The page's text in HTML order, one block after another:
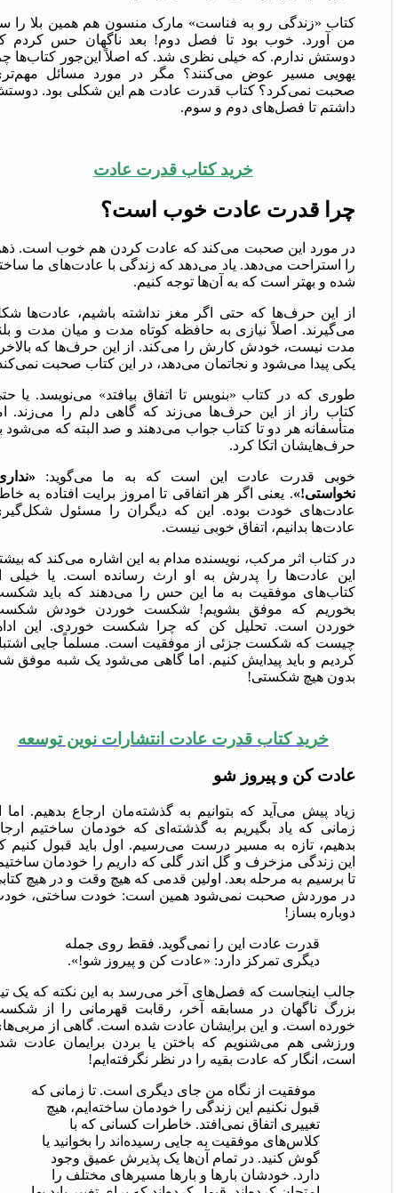
کتاب «زندگی رو به فناست» مارک منسون هم همین بلا را
من آورد. خوب بود تا فصل دوم! بعد ناگهان حس کردم
دوستش ندارم. که خیلی نظری شد. که اصلاً این‌جور کتاب‌ها
یهویی مسیر عوض می‌کنند؟ مگر در مورد مسائل
صحبت نمی‌کرد؟ کتاب قدرت عادت هم این شکلی بود.
داشتم تا فصل‌های دوم و سوم.
خرید کتاب قدرت عادت
چرا قدرت عادت خوب است؟
در مورد این صحبت می‌کند که عادت کردن هم خوب است.
را استراحت می‌دهد. یاد می‌دهد که زندگی با عادت‌های ما
شده و بهتر است که به آن‌ها توجه کنیم.
از این حرف‌ها که حتی اگر مغز نداشته باشیم، عادت‌ها
می‌گیرند. اصلاً نیازی به حافظه کوتاه مدت و میان مدت و
مدت نیست، خودش کارش را می‌کند. از این حرف‌ها که
یکی پیدا می‌شود و نجاتمان می‌دهد، در این کتاب صحبت
طوری که در کتاب «بنویس تا اتفاق بیافتد» می‌نویسد. یا
کتاب راز از این حرف‌ها می‌زند که گاهی دلم را می‌زند.
متأسفانه هر دو تا کتاب جواب می‌دهند و صد البته که می‌شود
حرف‌هایشان اتکا کرد.
خوبی قدرت عادت این است که به ما می‌گوید:
نخواستی!». یعنی اگر هر اتفاقی تا امروز برایت افتاده به
عادت‌های خودت بوده. این که دیگران را مسئول
عادت‌ها بدانیم، اتفاق خوبی نیست.
در کتاب اثر مرکب، نویسنده مدام به این اشاره می‌کند که
این عادت‌ها را پدرش به او ارث رسانده است. یا خیلی
کتاب‌های موفقیت به ما این حس را می‌دهند که باید
بخوریم که موفق بشویم! شکست خوردن خودش
خوردن است. تحلیل کن که چرا شکست خوردی. این
چیست که شکست جزئی از موفقیت است. مسلماً جایی
کردیم و باید پیدایش کنیم. اما گاهی می‌شود یک شبه موفق
بدون هیچ شکستی!
خرید کتاب قدرت عادت انتشارات نوین توسعه
عادت کن و پیروز شو
زیاد پیش می‌آید که بتوانیم به گذشته‌مان ارجاع بدهیم. اما
زمانی که یاد بگیریم به گذشته‌ای که خودمان ساختیم
بدهیم، تازه به مسیر درست می‌رسیم. اول باید قبول کنیم
این زندگی مزخرف و گل اندر گلی که داریم را خودمان
تا برسیم به مرحله بعد. اولین قدمی که هیچ وقت و در هیچ
در موردش صحبت نمی‌شود همین است: خودت ساختی،
دوباره بساز!
قدرت عادت این را نمی‌گوید. فقط روی جمله
دیگری تمرکز دارد: «عادت کن و پیروز شو!».
جالب اینجاست که فصل‌های آخر می‌رسد به این نکته که یک
بزرگ ناگهان در مسابقه آخر، رقابت قهرمانی را از
خورده است. و این برایشان عادت شده است. گاهی از
ورزشی هم می‌شنویم که باختن یا بردن برایمان عادت
است، انگار که عادت بقیه را در نظر نگرفته‌ایم!
موفقیت از نگاه من جای دیگری است. تا زمانی که
قبول نکنیم این زندگی را خودمان ساخته‌ایم، هیچ
تغییری اتفاق نمی‌افتد. خاطرات کسانی که با
کلاس‌های موفقیت به جایی رسیده‌اند را بخوانید یا
گوش کنید. در تمام آن‌ها یک پذیرش عمیق وجود
دارد. خودشان بارها و بارها مسیرهای مختلف را